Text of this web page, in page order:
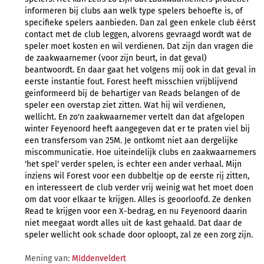
informeren bij clubs aan welk type spelers behoefte is, of
specifieke spelers aanbieden. Dan zal geen enkele club éérst
contact met de club leggen, alvorens gevraagd wordt wat de
speler moet kosten en wil verdienen. Dat zijn dan vragen die
de zaakwaarnemer (voor zijn beurt, in dat geval)
beantwoordt. En daar gaat het volgens mij ook in dat geval in
eerste instantie fout. Forest heeft misschien vrijblijvend
geinformeerd bij de behartiger van Reads belangen of de
speler een overstap ziet zitten. Wat hij wil verdienen,
wellicht. En zo'n zaakwaarnemer vertelt dan dat afgelopen
winter Feyenoord heeft aangegeven dat er te praten viel bij
een transfersom van 25M. Je ontkomt niet aan dergelijke
miscommunicatie. Hoe uiteindelijk clubs en zaakwaarnemers
'het spel' verder spelen, is echter een ander verhaal. Mijn
inziens wil Forest voor een dubbeltje op de eerste rij zitten,
en interesseert de club verder vrij weinig wat het moet doen
om dat voor elkaar te krijgen. Alles is geoorloofd. Ze denken
Read te krijgen voor een X-bedrag, en nu Feyenoord daarin
niet meegaat wordt alles uit de kast gehaald. Dat daar de
speler wellicht ook schade door oploopt, zal ze een zorg zijn.
Mening van: MIddenveldert